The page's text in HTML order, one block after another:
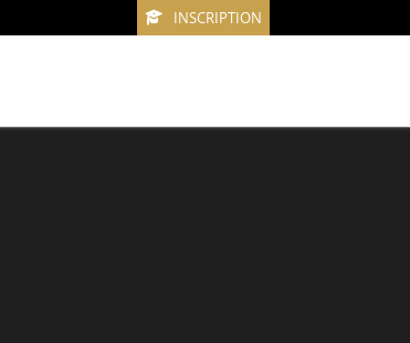
INSCRIPTION